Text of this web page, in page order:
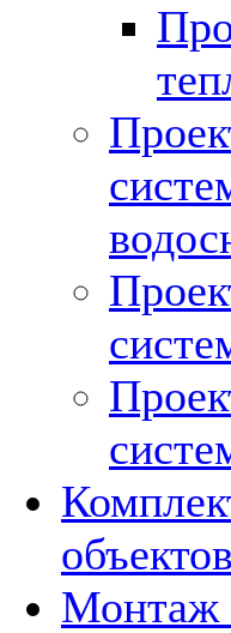
объектов
Монтаж